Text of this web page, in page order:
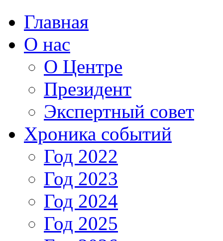
Главная
О нас
О Центре
Президент
Экспертный совет
Хроника событий
Год 2022
Год 2023
Год 2024
Год 2025